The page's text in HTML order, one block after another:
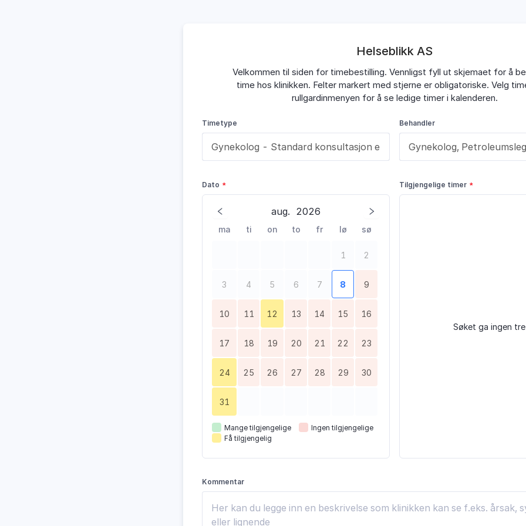
Helseblikk AS
Velkommen til siden for timebestilling. Vennligst fyll ut skjemaet for å
time hos klinikken. Felter markert med stjerne er obligatoriske. Velg
rullgardinmenyen for å se ledige timer i kalenderen.
Timetype Behandler
Dato
aug. 2026
ma ti on to fr lø sø
1 2
3 4 5 6 7 8 9
10 11 12 13 14 15 16
17 18 19 20 21 22 23
24 25 26 27 28 29 30
31
Mange tilgjengelige
Ingen tilgjengelige
Få tilgjengelig
Tilgjengelige timer
Søket ga ingen
Kommentar